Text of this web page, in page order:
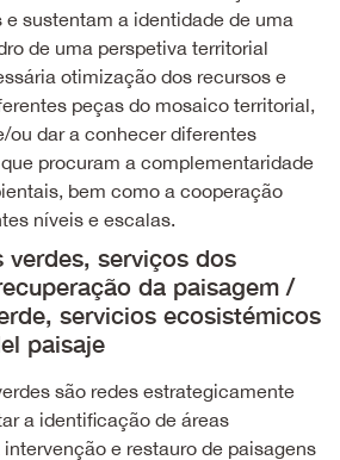
sustentam a identidade de uma
de uma perspetiva territorial
otimização dos recursos e
peças do mosaico territorial,
ou dar a conhecer diferentes
procuram a complementaridade
bem como a cooperação
níveis e escalas.
verdes, serviços dos
da paisagem /
servicios ecosistémicos
paisaje
são redes estrategicamente
a identificação de áreas
e restauro de paisagens